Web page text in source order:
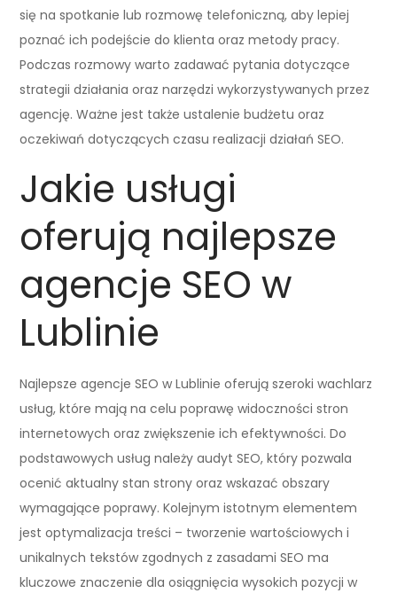
się na spotkanie lub rozmowę telefoniczną, aby lepiej
poznać ich podejście do klienta oraz metody pracy.
Podczas rozmowy warto zadawać pytania dotyczące
strategii działania oraz narzędzi wykorzystywanych przez
agencję. Ważne jest także ustalenie budżetu oraz
oczekiwań dotyczących czasu realizacji działań SEO.
Jakie usługi
oferują najlepsze
agencje SEO w
Lublinie
Najlepsze agencje SEO w Lublinie oferują szeroki wachlarz
usług, które mają na celu poprawę widoczności stron
internetowych oraz zwiększenie ich efektywności. Do
podstawowych usług należy audyt SEO, który pozwala
ocenić aktualny stan strony oraz wskazać obszary
wymagające poprawy. Kolejnym istotnym elementem
jest optymalizacja treści – tworzenie wartościowych i
unikalnych tekstów zgodnych z zasadami SEO ma
kluczowe znaczenie dla osiągnięcia wysokich pozycji w